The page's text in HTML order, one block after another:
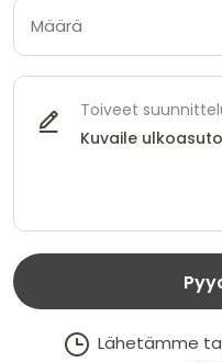
Toiveet
Lähetämme